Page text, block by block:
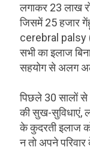
लगाकर 23 लाख
जिसमें 25 हजार गेंहू
cerebral palsy
सभी का इलाज
सहयोग से अलग
पिछले 30 सालों से
की सुख-सुविधाएं,
के कुदरती इलाज
न तो अपने